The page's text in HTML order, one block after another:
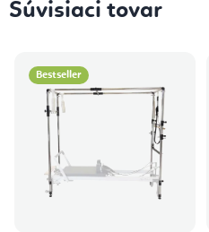
Súvisiaci tovar
Bestseller